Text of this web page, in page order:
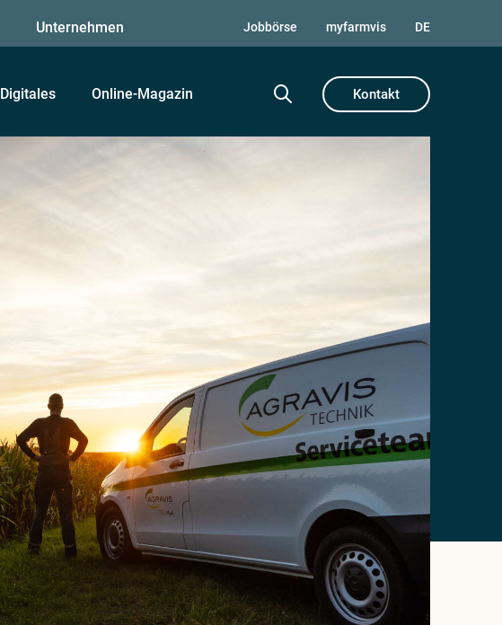
Unternehmen Jobbörse myfarmvis DE
Digitales Online-Magazin Kontakt